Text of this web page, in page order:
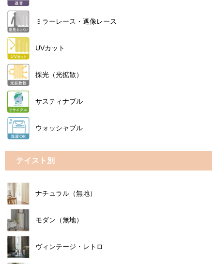
ミラーレース・遮像レース
UVカット
採光（光拡散）
サスティナブル
ウォッシャブル
テイスト別
ナチュラル（無地）
モダン（無地）
ヴィンテージ・レトロ